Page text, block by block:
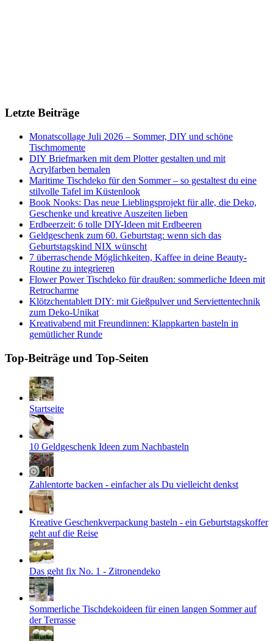
Letzte Beiträge
Monatscollage Juli 2026 – Sommer, DIY und schöne
Tischmomente
DIY Briefmarken mit dem Plotter gestalten und mit
Acrylfarben bemalen
Maritime Tischdeko für den Sommer – so gestaltest du eine
stilvolle Tafel im Küstenlook
Book Nooks: Das neue Lieblingsprojekt für alle, die Deko,
Geschenke und kreative Auszeiten lieben
Erdbeerzeit: 6 tolle DIY-Ideen mit Erdbeeren
Geldgeschenk zum 60. Geburtstag: wenn sich das
Geburtstagskind NIX wünscht
7 überraschende Möglichkeiten, Kaffee in deine Beauty-
Routine zu integrieren
Flower Power Tischdeko für draußen: sommerliche Ideen mit
Retrocharme
Klötzchentablett DIY: mit Gießpulver und Serviettentechnik
zum Deko-Unikat
Kreativabend mit Freundinnen: Klappkarten basteln in
gemütlicher Runde
Top-Beiträge und Top-Seiten
Startseite
10 Geldgeschenk Ideen zum Nachbasteln
Zahlentorte backen - einfacher als Du vielleicht denkst
Kreative Geschenkverpackung basteln - ein Geburtstagskoffer
geht auf die Reise
Das geht fix No. 1 - Zitronendeko
Sommerliche Tischdekoideen für einen langen Sommer auf
der Terrasse